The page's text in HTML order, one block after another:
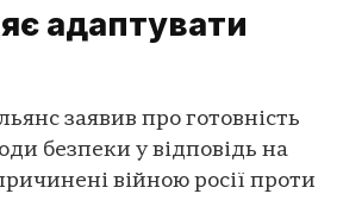
адаптувати
заявив про готовність
безпеки у відповідь на
війною росії проти